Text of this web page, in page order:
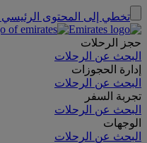
تخطي إلى المحتوى الرئيسي
حجز الرحلات
البحث عن الرحلات
إدارة الحجوزات
البحث عن الرحلات
تجربة السفر
البحث عن الرحلات
الوجهات
البحث عن الرحلات